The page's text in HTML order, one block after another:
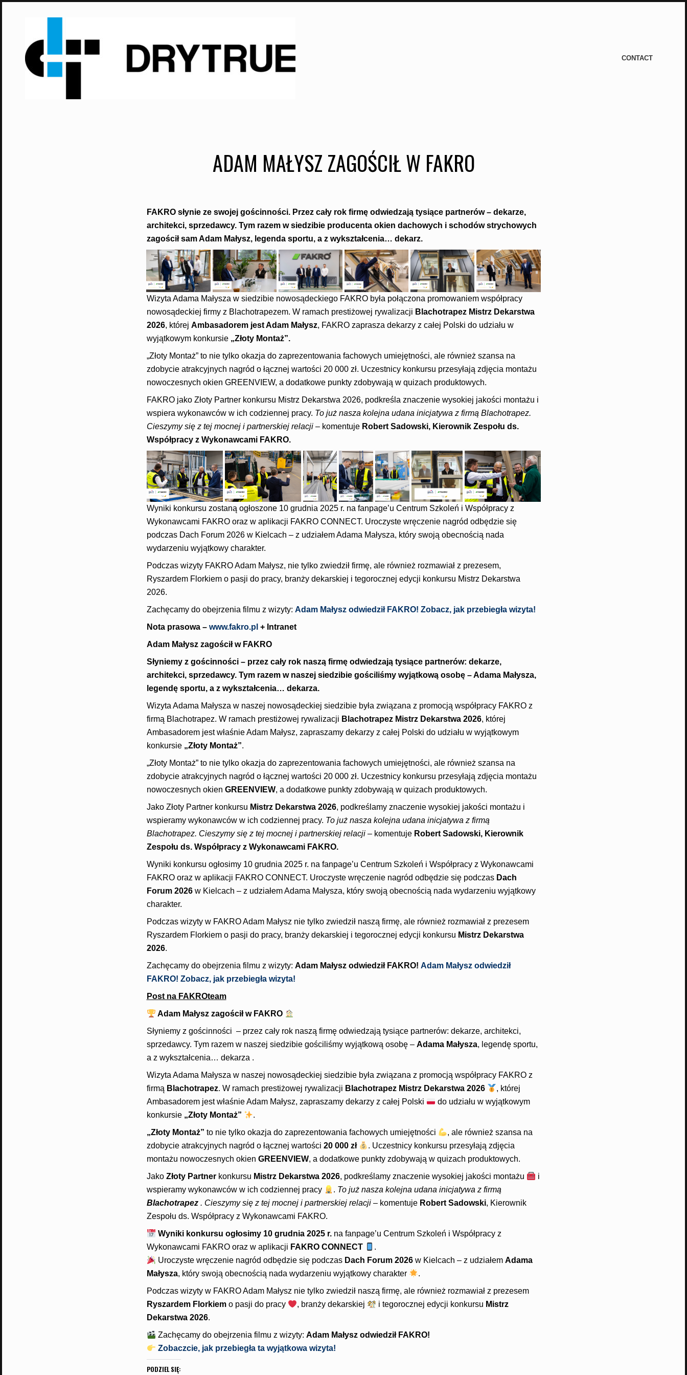
Skip
CONTACT
ADAM MAŁYSZ ZAGOŚCIŁ W FAKRO
FAKRO słynie ze swojej gościnności. Przez cały rok firmę odwiedzają tysiące partnerów – dekarze,
architekci, sprzedawcy. Tym razem w siedzibie producenta okien dachowych i schodów strychowych
zagościł sam Adam Małysz, legenda sportu, a z wykształcenia… dekarz.
Wizyta Adama Małysza w siedzibie nowosądeckiego FAKRO była połączona promowaniem współpracy
nowosądeckiej firmy z Blachotrapezem. W ramach prestiżowej rywalizacji Blachotrapez Mistrz Dekarstwa
2026, której Ambasadorem jest Adam Małysz, FAKRO zaprasza dekarzy z całej Polski do udziału w
wyjątkowym konkursie „Złoty Montaż”.
„Złoty Montaż” to nie tylko okazja do zaprezentowania fachowych umiejętności, ale również szansa na
zdobycie atrakcyjnych nagród o łącznej wartości 20 000 zł. Uczestnicy konkursu przesyłają zdjęcia montażu
nowoczesnych okien GREENVIEW, a dodatkowe punkty zdobywają w quizach produktowych.
FAKRO jako Złoty Partner konkursu Mistrz Dekarstwa 2026, podkreśla znaczenie wysokiej jakości montażu i
wspiera wykonawców w ich codziennej pracy. To już nasza kolejna udana inicjatywa z firmą Blachotrapez.
Cieszymy się z tej mocnej i partnerskiej relacji– komentuje Robert Sadowski, Kierownik Zespołu ds.
Współpracy z Wykonawcami FAKRO.
Wyniki konkursu zostaną ogłoszone 10 grudnia 2025 r. na fanpage’u Centrum Szkoleń i Współpracy z
Wykonawcami FAKRO oraz w aplikacji FAKRO CONNECT. Uroczyste wręczenie nagród odbędzie się
podczas Dach Forum 2026 w Kielcach – z udziałem Adama Małysza, który swoją obecnością nada
wydarzeniu wyjątkowy charakter.
Podczas wizyty FAKRO Adam Małysz, nie tylko zwiedził firmę, ale również rozmawiał z prezesem,
Ryszardem Florkiem o pasji do pracy, branży dekarskiej i tegorocznej edycji konkursu Mistrz Dekarstwa
2026.
Zachęcamy do obejrzenia filmu z wizyty: Adam Małysz odwiedził FAKRO! Zobacz, jak przebiegła wizyta!
Nota prasowa – www.fakro.pl + Intranet
Adam Małysz zagościł w FAKRO
Słyniemy z gościnności – przez cały rok naszą firmę odwiedzają tysiące partnerów: dekarze,
architekci, sprzedawcy. Tym razem w naszej siedzibie gościliśmy wyjątkową osobę – Adama Małysza,
legendę sportu, a z wykształcenia… dekarza.
Wizyta Adama Małysza w naszej nowosądeckiej siedzibie była związana z promocją współpracy FAKRO z
firmą Blachotrapez. W ramach prestiżowej rywalizacji Blachotrapez Mistrz Dekarstwa 2026, której
Ambasadorem jest właśnie Adam Małysz, zapraszamy dekarzy z całej Polski do udziału w wyjątkowym
konkursie „Złoty Montaż”.
„Złoty Montaż” to nie tylko okazja do zaprezentowania fachowych umiejętności, ale również szansa na
zdobycie atrakcyjnych nagród o łącznej wartości 20 000 zł. Uczestnicy konkursu przesyłają zdjęcia montażu
nowoczesnych okien GREENVIEW, a dodatkowe punkty zdobywają w quizach produktowych.
Jako Złoty Partner konkursu Mistrz Dekarstwa 2026, podkreślamy znaczenie wysokiej jakości montażu i
wspieramy wykonawców w ich codziennej pracy. To już nasza kolejna udana inicjatywa z firmą
Blachotrapez. Cieszymy się z tej mocnej i partnerskiej relacji– komentuje Robert Sadowski, Kierownik
Zespołu ds. Współpracy z Wykonawcami FAKRO.
Wyniki konkursu ogłosimy 10 grudnia 2025 r. na fanpage’u Centrum Szkoleń i Współpracy z Wykonawcami
FAKRO oraz w aplikacji FAKRO CONNECT. Uroczyste wręczenie nagród odbędzie się podczas Dach
Forum 2026w Kielcach – z udziałem Adama Małysza, który swoją obecnością nada wydarzeniu wyjątkowy
charakter.
Podczas wizyty w FAKRO Adam Małysz nie tylko zwiedził naszą firmę, ale również rozmawiał z prezesem
Ryszardem Florkiem o pasji do pracy, branży dekarskiej i tegorocznej edycji konkursu Mistrz Dekarstwa
2026.
Zachęcamy do obejrzenia filmu z wizyty: Adam Małysz odwiedził FAKRO! Adam Małysz odwiedził
FAKRO! Zobacz, jak przebiegła wizyta!
Post na FAKROteam
Adam Małysz zagościł w FAKRO
Słyniemy z gościnności – przez cały rok naszą firmę odwiedzają tysiące partnerów: dekarze, architekci,
sprzedawcy. Tym razem w naszej siedzibie gościliśmy wyjątkową osobę – Adama Małysza, legendę sportu,
a z wykształcenia… dekarza .
Wizyta Adama Małysza w naszej nowosądeckiej siedzibie była związana z promocją współpracy FAKRO z
firmą Blachotrapez. W ramach prestiżowej rywalizacji Blachotrapez Mistrz Dekarstwa 2026
, której
Ambasadorem jest właśnie Adam Małysz, zapraszamy dekarzy z całej Polski
do udziału w wyjątkowym
konkursie „Złoty Montaż”
.
„Złoty Montaż” to nie tylko okazja do zaprezentowania fachowych umiejętności
, ale również szansa na
zdobycie atrakcyjnych nagród o łącznej wartości 20 000 zł
. Uczestnicy konkursu przesyłają zdjęcia
montażu nowoczesnych okien GREENVIEW, a dodatkowe punkty zdobywają w quizach produktowych.
Jako Złoty Partnerkonkursu Mistrz Dekarstwa 2026, podkreślamy znaczenie wysokiej jakości montażu
i
wspieramy wykonawców w ich codziennej pracy
. To już nasza kolejna udana inicjatywa z firmą
Blachotrapez. Cieszymy się z tej mocnej i partnerskiej relacji– komentuje Robert Sadowski, Kierownik
Zespołu ds. Współpracy z Wykonawcami FAKRO.
Wyniki konkursu ogłosimy 10 grudnia 2025 r.na fanpage’u Centrum Szkoleń i Współpracy z
Wykonawcami FAKRO oraz w aplikacji FAKRO CONNECT
.
Uroczyste wręczenie nagród odbędzie się podczas Dach Forum 2026w Kielcach – z udziałem Adama
Małysza, który swoją obecnością nada wydarzeniu wyjątkowy charakter
.
Podczas wizyty w FAKRO Adam Małysz nie tylko zwiedził naszą firmę, ale również rozmawiał z prezesem
Ryszardem Florkiemo pasji do pracy , branży dekarskiej i tegorocznej edycji konkursu Mistrz
Dekarstwa 2026.
Zachęcamy do obejrzenia filmu z wizyty: Adam Małysz odwiedził FAKRO!
Zobaczcie, jak przebiegła ta wyjątkowa wizyta!
PODZIEL SIĘ: